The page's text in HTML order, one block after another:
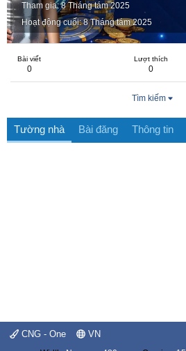
Tham gia 8 Tháng tám 2025
Hoạt động cuối 8 Tháng tám 2025
Bài viết
0
Lượt thích
0
Tìm kiếm
Tường nhà Bài đăng Thông tin
CNG - One VN